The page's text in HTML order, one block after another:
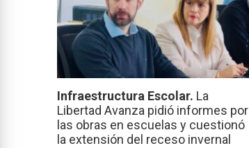
Infraestructura Escolar. La
Libertad Avanza pidió informes por
las obras en escuelas y cuestionó
la extensión del receso invernal